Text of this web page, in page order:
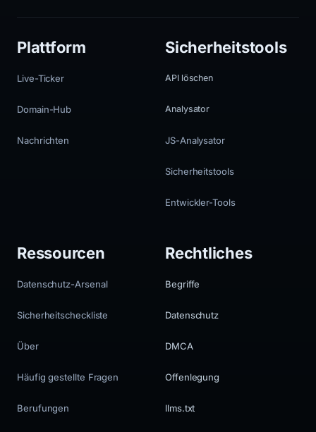
Plattform
Live-Ticker
Domain-Hub
Nachrichten
Sicherheitstools
API löschen
Analysator
JS-Analysator
Sicherheitstools
Entwickler-Tools
Ressourcen
Datenschutz-Arsenal
Sicherheitscheckliste
Über
Häufig gestellte Fragen
Berufungen
Rechtliches
Begriffe
Datenschutz
DMCA
Offenlegung
llms.txt